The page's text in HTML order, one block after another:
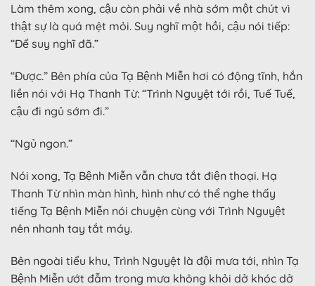
Làm thêm xong, cậu còn phải về nhà sớm một chút vì
thật sự là quá mệt mỏi. Suy nghĩ một hồi, cậu nói tiếp:
“Để suy nghĩ đã.”
“Được.” Bên phía của Tạ Bệnh Miễn hơi có động tĩnh, hắn
liền nói với Hạ Thanh Từ: “Trình Nguyệt tới rồi, Tuế Tuế,
cậu đi ngủ sớm đi.”
“Ngủ ngon.”
Nói xong, Tạ Bệnh Miễn vẫn chưa tắt điện thoại. Hạ
Thanh Từ nhìn màn hình, hình như có thể nghe thấy
tiếng Tạ Bệnh Miễn nói chuyện cùng với Trình Nguyệt
nên nhanh tay tắt máy.
Bên ngoài tiểu khu, Trình Nguyệt là đội mưa tới, nhìn Tạ
Bệnh Miễn ướt đẫm trong mưa không khỏi dở khóc dở